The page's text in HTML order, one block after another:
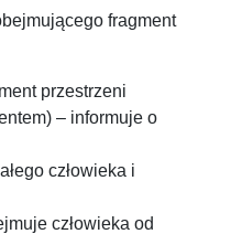
fragment
przestrzeni
– informuje o
człowieka i
człowieka od